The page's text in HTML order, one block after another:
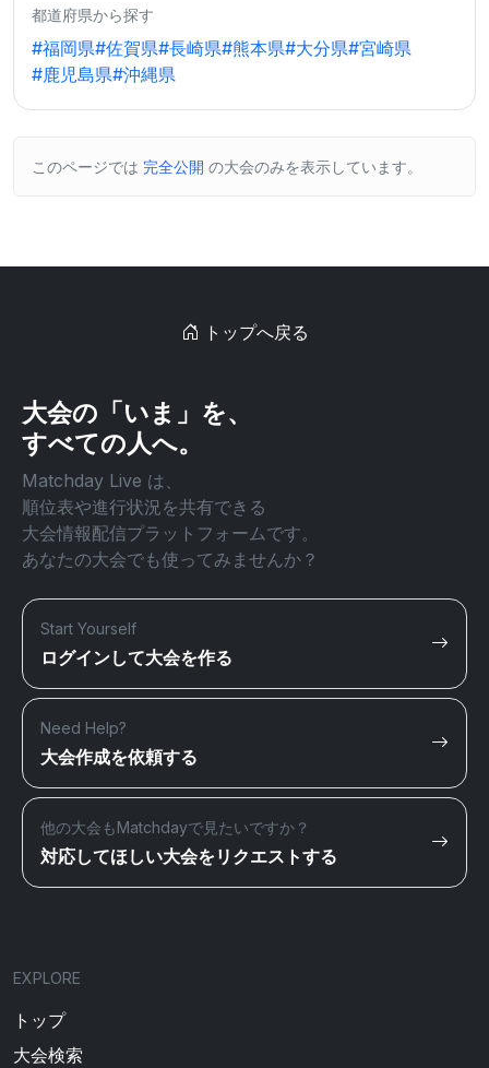
都道府県から探す
#福岡県#佐賀県#長崎県#熊本県#大分県#宮崎県
#鹿児島県#沖縄県
このページでは 完全公開 の大会のみを表示しています。
トップへ戻る
大会の「いま」を、
すべての人へ。
Matchday Live は、
順位表や進行状況を共有できる
大会情報配信プラットフォームです。
あなたの大会でも使ってみませんか？
Start Yourself
ログインして大会を作る
Need Help?
大会作成を依頼する
他の大会もMatchdayで見たいですか？
対応してほしい大会をリクエストする
EXPLORE
トップ
大会検索